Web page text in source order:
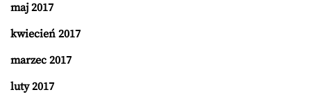
maj 2017
kwiecień 2017
marzec 2017
luty 2017